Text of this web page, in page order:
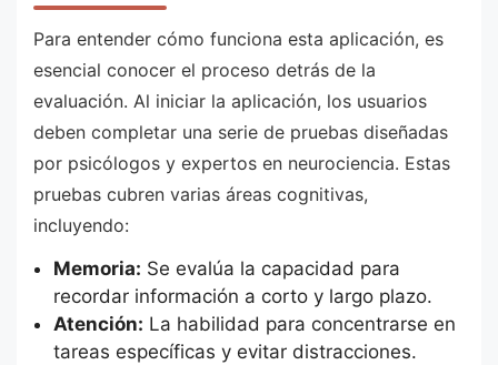
Para entender cómo funciona esta aplicación, es
esencial conocer el proceso detrás de la
evaluación. Al iniciar la aplicación, los usuarios
deben completar una serie de pruebas diseñadas
por psicólogos y expertos en neurociencia. Estas
pruebas cubren varias áreas cognitivas,
incluyendo:
Memoria: Se evalúa la capacidad para
recordar información a corto y largo plazo.
Atención: La habilidad para concentrarse en
tareas específicas y evitar distracciones.